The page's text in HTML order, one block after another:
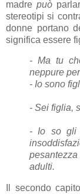
madrepuò
stereotipi si
donne portano
significa essere
- Ma tu
neppure
- Io sono
- Sei figlia,
- Io so gli
adulti.
Il secondo